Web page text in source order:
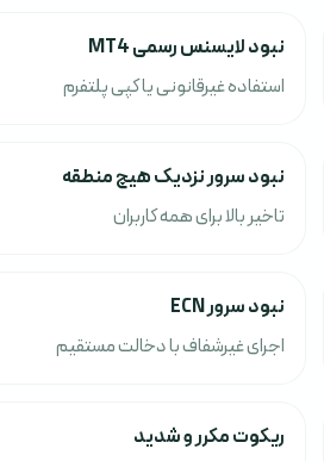
نبود لایسنس رسمی MT4
استفاده غیرقانونی یا کپی پلتفرم
نبود سرور نزدیک هیچ منطقه
تاخیر بالا برای همه کاربران
نبود سرور ECN
اجرای غیرشفاف با دخالت مستقیم
ریکوت مکرر و شدید